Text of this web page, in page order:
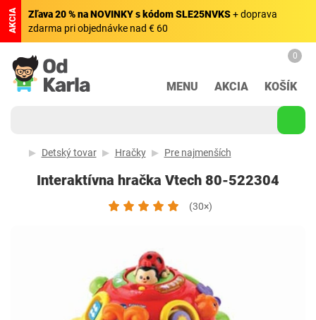
AKCIA Zľava 20 % na NOVINKY s kódom SLE25NVKS+ doprava
zdarma pri objednávke nad € 60
MENU AKCIA
0
KOŠÍK
Detský tovar Hračky Pre najmenších
Interaktívna hračka Vtech 80-522304
(30×)